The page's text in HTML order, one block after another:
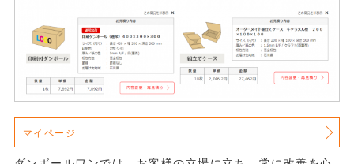
マイページ